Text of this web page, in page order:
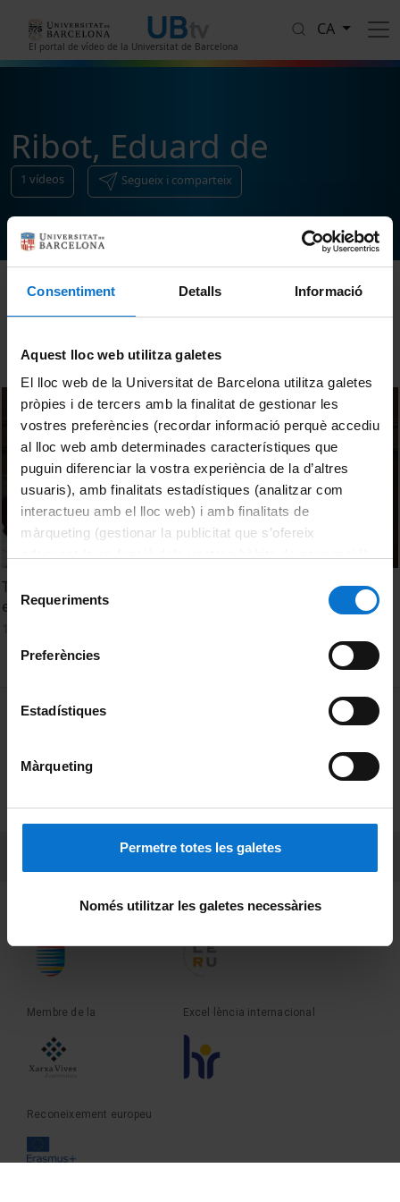
Consentiment Detalls Informació
Aquest lloc web utilitza galetes
El lloc web de la Universitat de Barcelona utilitza galetes
pròpies i de tercers amb la finalitat de gestionar les
vostres preferències (recordar informació perquè accediu
al lloc web amb determinades característiques que
puguin diferenciar la vostra experiència de la d’altres
usuaris), amb finalitats estadístiques (analitzar com
interactueu amb el lloc web) i amb finalitats de
màrqueting (gestionar la publicitat que s’ofereix
consultar laPolítica de galetes del lloc web de la
Selecció
de Requeriments
Preferències
Estadístiques
Màrqueting
Permetre totes les galetes
Només utilitzar les galetes necessàries
El portal de vídeo de la Universitat de Barcelona
CA
Ribot, Eduard de
1 vídeos Segueix i comparteix
Ordenar
Taula rodona: Reptes econòmics i socials del nou model
energètic
MENÚ PEU 1
Privadesa i termes
Sobre UBtv
Fundadora de la Membre de la
Membre de la Excel·lència internacional
Reconeixement europeu